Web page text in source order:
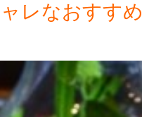
レなおすすめ